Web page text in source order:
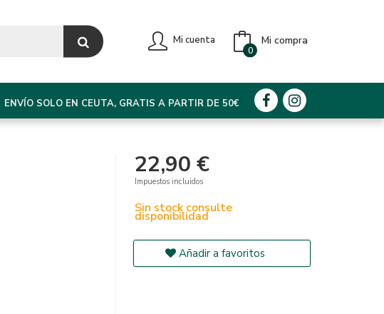
Mi cuenta Mi compra
0
ENVÍO SOLO EN CEUTA, GRATIS A PARTIR DE 50€
22,90 €
Impuestos incluidos
Sin stock consulte
disponibilidad
Añadir a favoritos